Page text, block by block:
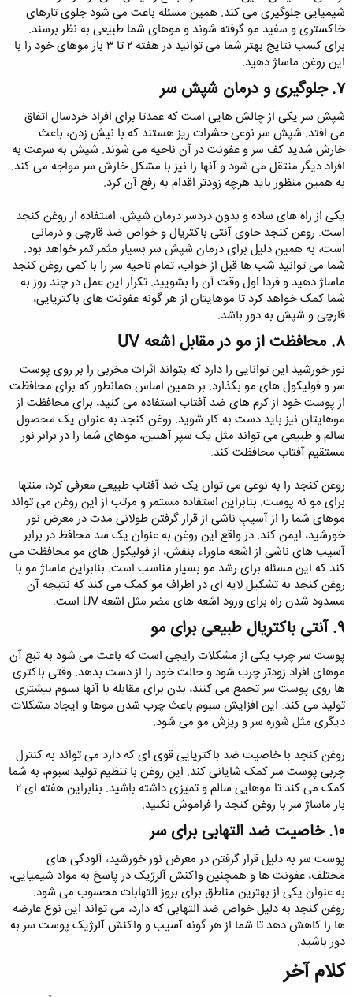
شیمیایی جلوگیری می کند. همین مسئله باعث می شود جلوی تارهای
خاکستری و سفید مو گرفته شوند و موهای شما طبیعی به نظر برسند.
برای کسب نتایج بهتر شما می توانید در هفته ۲ تا ۳ بار موهای خود را با
این روغن ماساژ دهید.
۷. جلوگیری و درمان شپش سر​
شپش سر یکی از چالش هایی است که عمدتا برای افراد خردسال اتفاق
می افتد. شپش سر نوعی حشرات ریز هستند که با نیش زدن، باعث
خارش شدید کف سر و عفونت در آن ناحیه می‌ شوند. شپش به سرعت به
افراد دیگر منتقل می شود و آنها را نیز با مشکل خارش سر مواجه می کند.
به همین منظور باید هرچه زودتر اقدام به رفع آن کرد.
یکی از راه‌ های ساده و بدون دردسر درمان شپش، استفاده از روغن کنجد
است. روغن کنجد حاوی آنتی ‌باکتریال و خواص ضد قارچی و درمانی
است، به همین دلیل برای درمان شپش سر بسیار مثمر ثمر خواهد بود.
شما می توانید شب ها قبل از خواب، تمام ناحیه سر را با کمی روغن کنجد
ماساژ دهید و فردا اول وقت آن را بشویید. تکرار این عمل در چند روز به
شما کمک خواهد کرد تا موهایتان از هر گونه عفونت های باکتریایی،
قارچی و شپش به دور باشد.
۸. محافظت از مو در مقابل اشعه UV​
نور خورشید این توانایی را دارد که بتواند اثرات مخربی را بر روی پوست
سر و فولیکول‌ های مو بگذارد. بر همین اساس همانطور که برای محافظت
از پوست خود از کرم‌ های ضد آفتاب استفاده می ‌کنید، برای محافظت از
موهایتان نیز باید دست به کار شوید. روغن کنجد به عنوان یک محصول
سالم و طبیعی می تواند مثل یک سپر آهنین، موهای شما را در برابر نور
مستقیم آفتاب محافظت کند.
روغن کنجد را به نوعی می توان یک ضد آفتاب طبیعی معرفی کرد، منتها
برای مو نه پوست. بنابراین استفاده مستمر و مرتب از این روغن می تواند
موهای شما را از آسیبِ ناشی از قرار گرفتن طولانی مدت در معرض نور
خورشید، ایمن کند. در واقع این روغن به عنوان یک سد محافظ در برابر
آسیب های ناشی از اشعه ماوراء بنفش، از فولیکول های مو محافظت می
کند که این مسئله برای رشد مو بسیار مناسب است. بنابراین ماساژ مو با
روغن کنجد به تشکیل لایه ای در اطراف مو کمک می کند که نتیجه آن
مسدود شدن راه برای ورود اشعه های مضر مثل اشعه UV است.
۹. آنتی باکتریال طبیعی برای مو​
پوست سر چرب یکی از مشکلات رایجی است که باعث می شود به تبع آن
موهای افراد زودتر چرب شود و حالت خود را از دست بدهد. وقتی باکتری
‌ها روی پوست سر تجمع می ‌کنند، بدن برای مقابله با آنها سبوم بیشتری
تولید می‌ کند. این افزایش سبوم باعث چرب شدن موها و ایجاد مشکلات
دیگری مثل شوره سر و ریزش مو می‌ شود.
روغن کنجد با خاصیت ضد باکتریایی قوی ای که دارد می تواند به کنترل
چربی پوست سر کمک شایانی کند. این روغن با تنظیم تولید سبوم، به شما
کمک می ‌کند تا موهایی سالم‌ و تمیزی داشته باشید. بنابراین هفته ای ۲
بار ماساژ سر با روغن کنجد را فراموش نکنید.
۱۰. خاصیت ضد التهابی برای سر​
پوست سر به دلیل قرار گرفتن در معرض نور خورشید، آلودگی های
مختلف، عفونت ها و همچنین واکنش آلرژیک در پاسخ به مواد شیمیایی،
به عنوان یکی از بهترین مناطق برای بروز التهابات محسوب می شود.
روغن کنجد به دلیل خواص ضد التهابی که دارد، می تواند این نوع عارضه
ها را کاهش دهد تا شما از هر گونه آسیب و واکنش آلرژیک پوست سر به
دور باشید.
کلام آخر​